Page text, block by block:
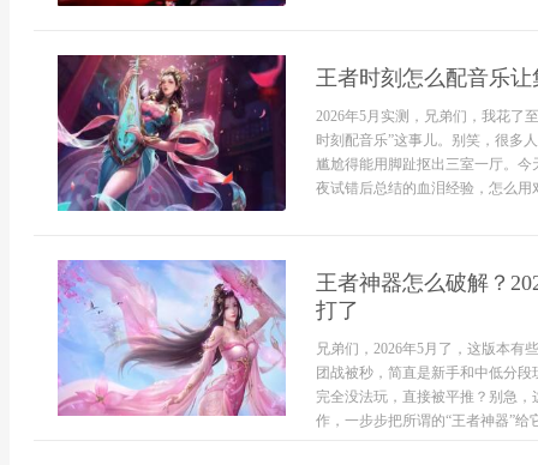
王者时刻怎么配音乐
2026年5月实测，兄弟们，我花了
时刻配音乐”这事儿。别笑，很多
尴尬得能用脚趾抠出三室一厅。
夜试错后总结的血泪经验，怎么
王者神器怎么破解？
打了
兄弟们，2026年5月了，这版本有
团战被秒，简直是新手和中低分
完全没法玩，直接被平推？别急
作，一步步把所谓的“王者神器”给